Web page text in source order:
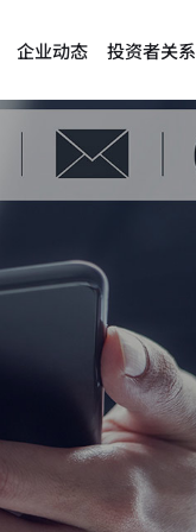
企业动态 投资者关系